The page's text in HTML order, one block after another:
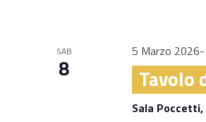
SAB
8
5 Marzo
Tavolo
Sala